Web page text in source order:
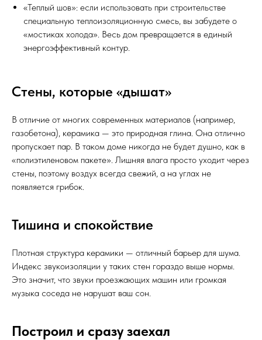
«Теплый шов»: если использовать при строительстве
специальную теплоизоляционную смесь, вы забудете о
«мостиках холода». Весь дом превращается в единый
энергоэффективный контур.
Стены, которые «дышат»
В отличие от многих современных материалов (например,
газобетона), керамика — это природная глина. Она отлично
пропускает пар. В таком доме никогда не будет душно, как в
«полиэтиленовом пакете». Лишняя влага просто уходит через
стены, поэтому воздух всегда свежий, а на углах не
появляется грибок.
Тишина и спокойствие
Плотная структура керамики — отличный барьер для шума.
Индекс звукоизоляции у таких стен гораздо выше нормы.
Это значит, что звуки проезжающих машин или громкая
музыка соседа не нарушат ваш сон.
Построил и сразу заехал